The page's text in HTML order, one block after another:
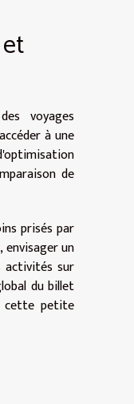
voyages
à une
de
prisés par
un
activités sur
du billet
cette petite